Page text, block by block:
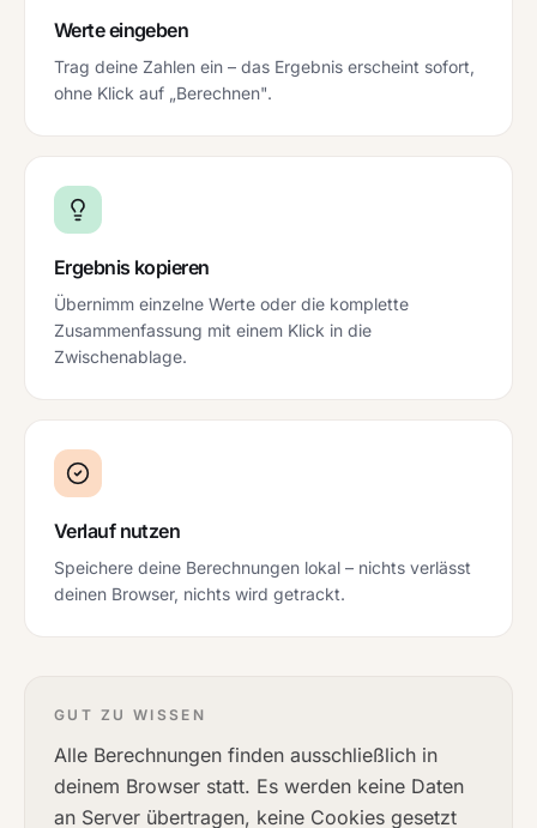
Werte eingeben
Trag deine Zahlen ein – das Ergebnis erscheint sofort,
ohne Klick auf „Berechnen".
Ergebnis kopieren
Übernimm einzelne Werte oder die komplette
Zusammenfassung mit einem Klick in die
Zwischenablage.
Verlauf nutzen
Speichere deine Berechnungen lokal – nichts verlässt
deinen Browser, nichts wird getrackt.
GUT ZU WISSEN
Alle Berechnungen finden ausschließlich in
deinem Browser statt. Es werden keine Daten
an Server übertragen, keine Cookies gesetzt